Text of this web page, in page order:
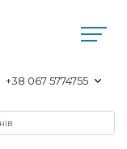
+38 067 5774755